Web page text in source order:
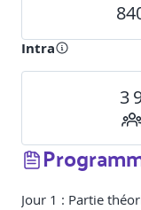
Intra
3
Jour 1 : Partie